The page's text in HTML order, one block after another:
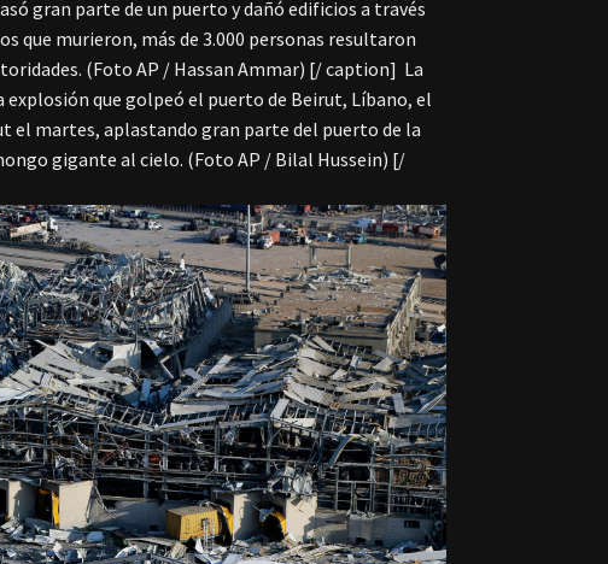
gran parte de un puerto y dañó edificios a través
que murieron, más de 3.000 personas resultaron
(Foto AP / Hassan Ammar) [/ caption] La
explosión que golpeó el puerto de Beirut, Líbano, el
el martes, aplastando gran parte del puerto de la
gigante al cielo. (Foto AP / Bilal Hussein) [/